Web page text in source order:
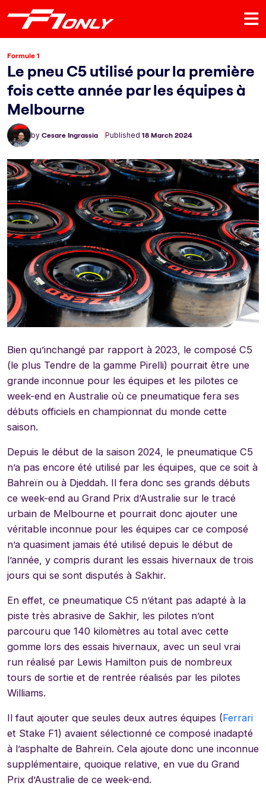
Formule 1
Le pneu C5 utilisé pour la première
fois cette année par les équipes à
Melbourne
by Cesare Ingrassia Published 18 March 2024
Bien qu’inchangé par rapport à 2023, le composé C5
(le plus Tendre de la gamme Pirelli) pourrait être une
grande inconnue pour les équipes et les pilotes ce
week-end en Australie où ce pneumatique fera ses
débuts officiels en championnat du monde cette
saison.
Depuis le début de la saison 2024, le pneumatique C5
n’a pas encore été utilisé par les équipes, que ce soit à
Bahreïn ou à Djeddah. Il fera donc ses grands débuts
ce week-end au Grand Prix d’Australie sur le tracé
urbain de Melbourne et pourrait donc ajouter une
véritable inconnue pour les équipes car ce composé
n’a quasiment jamais été utilisé depuis le début de
l’année, y compris durant les essais hivernaux de trois
jours qui se sont disputés à Sakhir.
En effet, ce pneumatique C5 n’étant pas adapté à la
piste très abrasive de Sakhir, les pilotes n’ont
parcouru que 140 kilomètres au total avec cette
gomme lors des essais hivernaux, avec un seul vrai
run réalisé par Lewis Hamilton puis de nombreux
tours de sortie et de rentrée réalisés par les pilotes
Williams.
Il faut ajouter que seules deux autres équipes (Ferrari
et Stake F1) avaient sélectionné ce composé inadapté
à l’asphalte de Bahreïn. Cela ajoute donc une inconnue
supplémentaire, quoique relative, en vue du Grand
Prix d’Australie de ce week-end.